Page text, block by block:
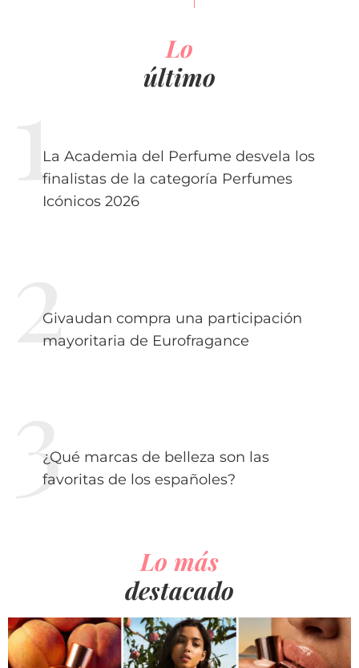
Lo
último
La Academia del Perfume desvela los
finalistas de la categoría Perfumes
Icónicos 2026
Givaudan compra una participación
mayoritaria de Eurofragance
¿Qué marcas de belleza son las
favoritas de los españoles?
Lo más
destacado